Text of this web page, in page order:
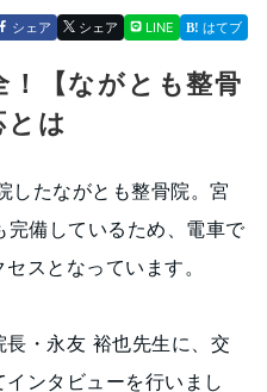
シェア シェア LINE はてブ
！【ながとも整骨
とは
したながとも整骨院。宮
備しているため、電車で
スとなっています。
・永友 裕也先生に、交
ンタビューを行いまし